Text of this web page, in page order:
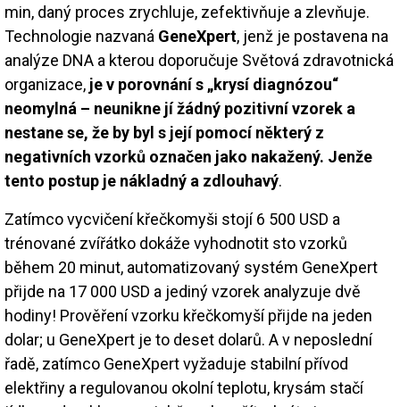
min, daný proces zrychluje, zefektivňuje a zlevňuje.
Technologie nazvaná GeneXpert, jenž je postavena na
analýze DNA a kterou doporučuje Světová zdravotnická
organizace, je v porovnání s „krysí diagnózou“
neomylná – neunikne jí žádný pozitivní vzorek a
nestane se, že by byl s její pomocí některý z
negativních vzorků označen jako nakažený. Jenže
tento postup je nákladný a zdlouhavý.
Zatímco vycvičení křečkomyši stojí 6 500 USD a
trénované zvířátko dokáže vyhodnotit sto vzorků
během 20 minut, automatizovaný systém GeneXpert
přijde na 17 000 USD a jediný vzorek analyzuje dvě
hodiny! Prověření vzorku křečkomyší přijde na jeden
dolar; u GeneXpert je to deset dolarů. A v neposlední
řadě, zatímco GeneXpert vyžaduje stabilní přívod
elektřiny a regulovanou okolní teplotu, krysám stačí